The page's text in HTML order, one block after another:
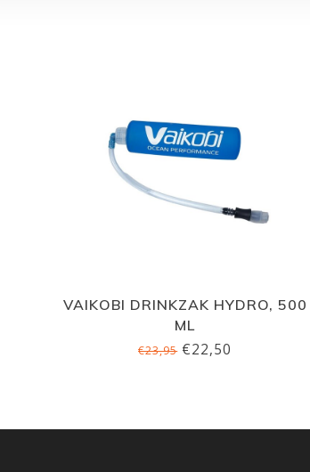
VAIKOBI DRINKZAK HYDRO, 500
ML
€23,95€22,50